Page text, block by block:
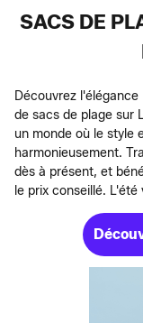
SACS DE
Découvrez
de sacs de plage sur
un monde où le style
harmonieusement.
dès à présent, et
le prix conseillé.